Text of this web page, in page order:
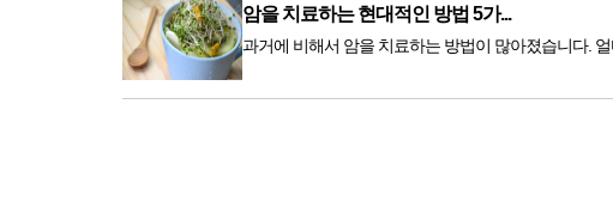
암을 치료하는 현대적인 방법 5가...
과거에 비해서 암을 치료하는 방법이 많아졌습니다.